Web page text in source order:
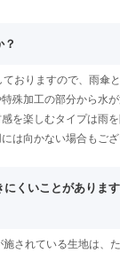
おりますので、雨傘
殊加工の部分から水
を楽しむタイプは雨
は向かない場合もござ
くいことがありま
されている生地は、